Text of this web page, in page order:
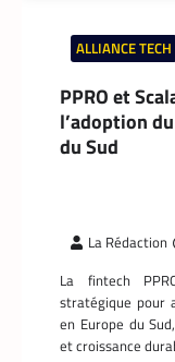
ALLIANCE TECH
PPRO et
l’adoption
du Sud
La Rédaction
La fintech
stratégique pour
en Europe du
et croissance
de la
Madrid.